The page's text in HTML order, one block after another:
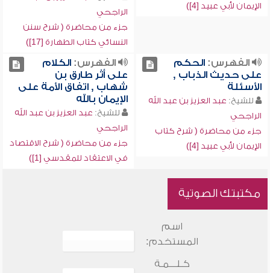
الإيمان لأبي عبيد [4])
الراجحي
جزء من محاضرة ( شرح سنن
النسائي كتاب الطهارة [17])
الفهرس:الحكم
على حديث الذباب ,
الأسئلة
للشيخ: عبد العزيز بن عبد الله
الراجحي
جزء من محاضرة ( شرح كتاب
الإيمان لأبي عبيد [4])
الفهرس:الكلام
على أثر طارق بن
شهاب , اتفاق الأمة على
الإيمان بالله
للشيخ: عبد العزيز بن عبد الله
الراجحي
جزء من محاضرة ( شرح الاقتصاد
في الاعتقاد للمقدسي [1])
مكتبتك الصوتية
اسم
المستخدم:
كـلـــمـة